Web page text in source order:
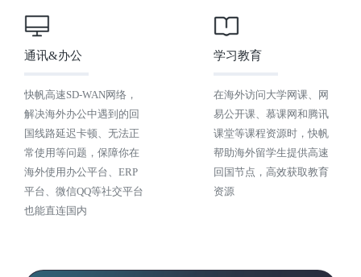
通讯&办公
快帆高速SD-WAN网络，
解决海外办公中遇到的回
国线路延迟卡顿、无法正
常使用等问题，保障你在
海外使用办公平台、ERP
平台、微信QQ等社交平台
也能直连国内
学习教育
在海外访问大学网课、网
易公开课、慕课网和腾讯
课堂等课程资源时，快帆
帮助海外留学生提供高速
回国节点，高效获取教育
资源